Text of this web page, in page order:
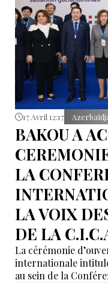
17 Avril 12:17
BAKOU A
LA
LA VOIX
DE LA
La cérémonie
internationale
au sein de la